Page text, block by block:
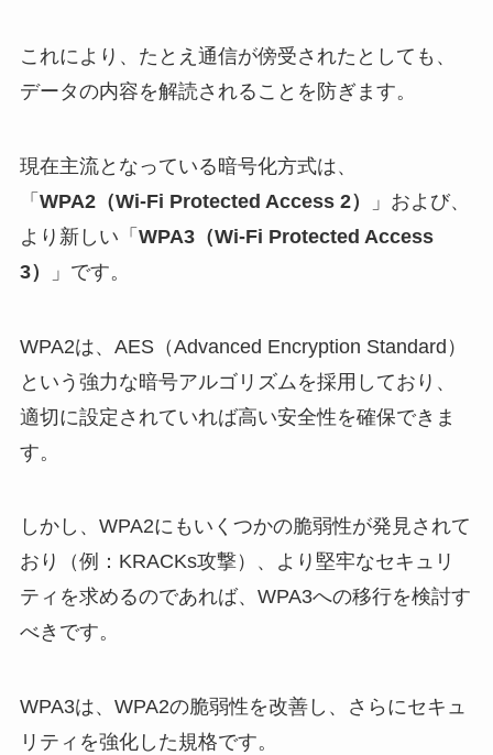
これにより、たとえ通信が傍受されたとしても、
データの内容を解読されることを防ぎます。
現在主流となっている暗号化方式は、
「 WPA2（Wi-Fi Protected Access 2）
」および、
より新しい「 WPA3（Wi-Fi Protected Access
3）
」です。
WPA2は、AES（Advanced Encryption Standard）
という強力な暗号アルゴリズムを採用しており、
適切に設定されていれば高い安全性を確保できま
す。
しかし、WPA2にもいくつかの脆弱性が発見されて
おり（例：KRACKs攻撃）、より堅牢なセキュリ
ティを求めるのであれば、WPA3への移行を検討す
べきです。
WPA3は、WPA2の脆弱性を改善し、さらにセキュ
リティを強化した規格です。